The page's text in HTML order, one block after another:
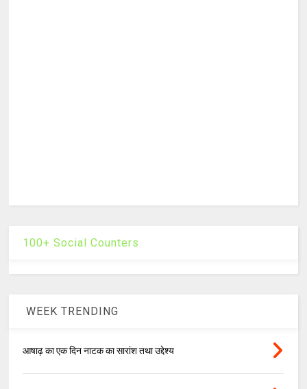
100+ Social Counters
WEEK TRENDING
आषाढ़ का एक दिन नाटक का सारांश तथा उद्देश्य